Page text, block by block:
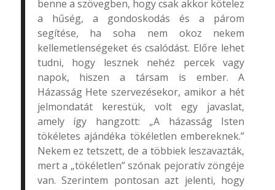
benne a szövegben, hogy csak akkor kötelez
a hűség, a gondoskodás és a párom
segítése, ha soha nem okoz nekem
kellemetlenségeket és csalódást. Előre lehet
tudni, hogy lesznek nehéz percek vagy
napok, hiszen a társam is ember. A
Házasság Hete szervezésekor, amikor a hét
jelmondatát kerestük, volt egy javaslat,
amely így hangzott: „A házasság Isten
tökéletes ajándéka tökéletlen embereknek.”
Nekem ez tetszett, de a többiek leszavazták,
mert a „tökéletlen” szónak pejoratív zöngéje
van. Szerintem pontosan azt jelenti, hogy